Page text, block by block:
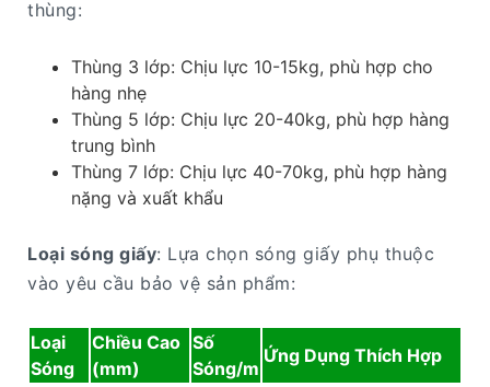
thùng:
Thùng 3 lớp: Chịu lực 10-15kg, phù hợp cho
hàng nhẹ
Thùng 5 lớp: Chịu lực 20-40kg, phù hợp hàng
trung bình
Thùng 7 lớp: Chịu lực 40-70kg, phù hợp hàng
nặng và xuất khẩu
Loại sóng giấy: Lựa chọn sóng giấy phụ thuộc
vào yêu cầu bảo vệ sản phẩm:
Loại
Sóng
Chiều Cao
(mm)
Số
Sóng/m
Ứng Dụng Thích Hợp